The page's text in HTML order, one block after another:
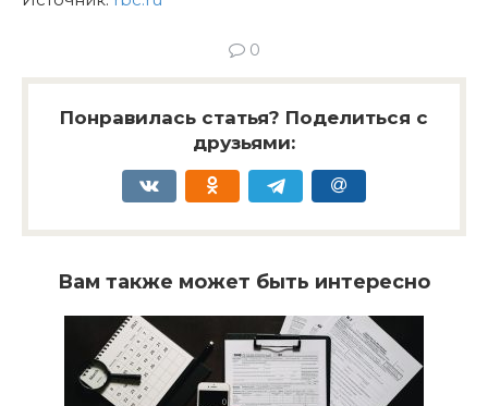
0
Понравилась статья? Поделиться с
друзьями:
Вам также может быть интересно